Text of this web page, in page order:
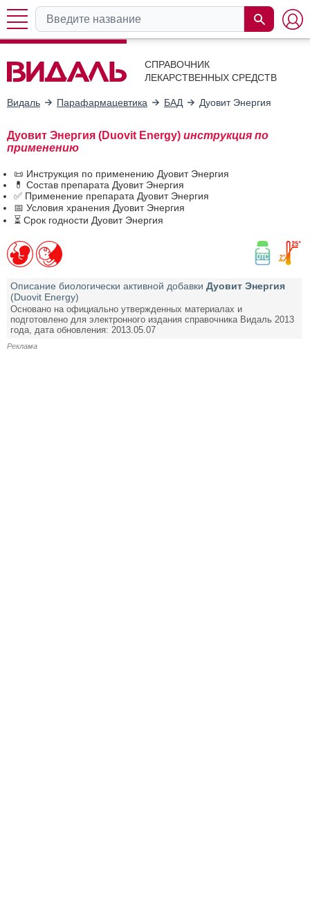
СПРАВОЧНИК
ЛЕКАРСТВЕННЫХ СРЕДСТВ
Видаль Парафармацевтика БАД Дуовит Энергия
Дуовит Энергия (Duovit Energy) инструкция по
применению
📜 Инструкция по применению Дуовит Энергия
💊 Состав препарата Дуовит Энергия
✅ Применение препарата Дуовит Энергия
📅 Условия хранения Дуовит Энергия
⏳ Срок годности Дуовит Энергия
Описание биологически активной добавки Дуовит Энергия
(Duovit Energy)
Основано на официально утвержденных материалах и
подготовлено для электронного издания справочника Видаль 2013
года, дата обновления: 2013.05.07
Реклама